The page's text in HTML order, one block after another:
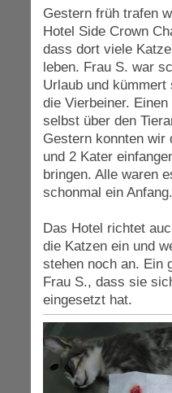
Gestern früh trafen
Hotel Side Crown
dass dort viele
leben. Frau S. war
Urlaub und
die Vierbeiner.
selbst über den
Gestern konnten wir
und 2 Kater
bringen. Alle waren
schonmal ein Anfang.
Das Hotel richtet
die Katzen ein und
stehen noch an. Ein
Frau S., dass sie
eingesetzt hat.